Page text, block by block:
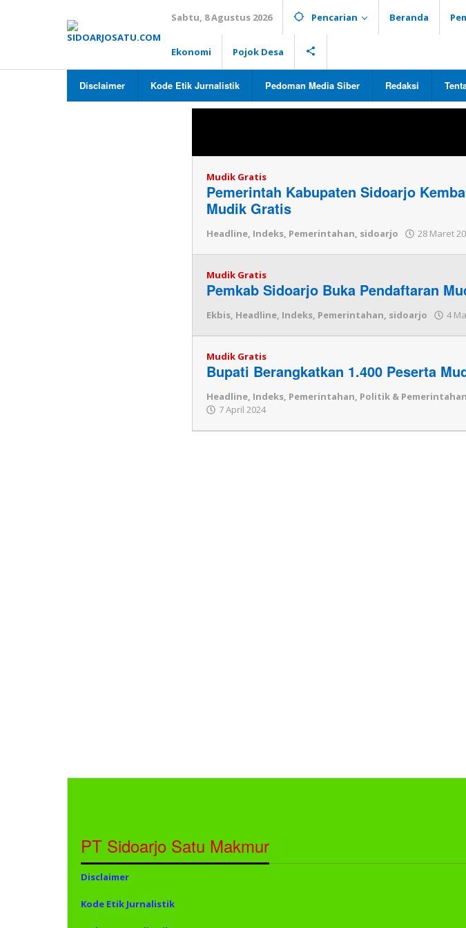
Sabtu, 8 Agustus 2026 Pencarian Beranda
Ekonomi Pojok Desa
Disclaimer Kode Etik Jurnalistik Pedoman Media Siber Redaksi
Mudik Gratis
Pemerintah Kabupaten Sidoarjo
Mudik Gratis
Headline, Indeks, Pemerintahan, sidoarjo 28 Maret
Mudik Gratis
Pemkab Sidoarjo Buka Pendaftaran
Ekbis, Headline, Indeks, Pemerintahan, sidoarjo 4
Mudik Gratis
Bupati Berangkatkan 1.400 Peserta
Headline, Indeks, Pemerintahan, Politik & Pemerintahan
7 April 2024
PT Sidoarjo Satu Makmur
Disclaimer
Kode Etik Jurnalistik